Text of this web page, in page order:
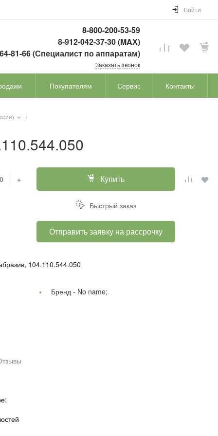
Войти
8-800-200-53-59
8-912-042-37-30 (MAХ)
81-66 (Специалист по аппаратам)
Заказать звонок
Покупателям Сервис Контакты
/
+ Купить
Быстрый заказ
Отправить заявку на рассрочку
104.110.544.050
Бренд - No name;